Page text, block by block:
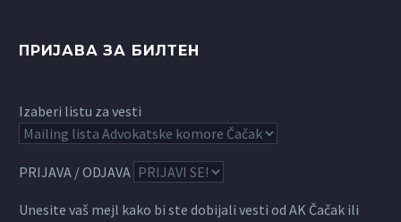
ПРИЈАВА ЗА БИЛТЕН
Izaberi listu za vesti
PRIJAVA / ODJAVA
Unesite vaš mejl kako bi ste dobijali vesti od AK Čačak ili